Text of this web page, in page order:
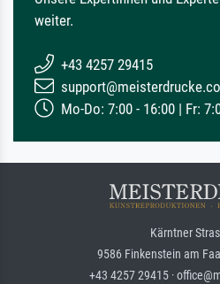
weiter.
+43 4257 29415
Mo-Do: 7:00 - 16:00 | Fr:
Kärntner
9586 Finkenstein am
+43 4257 29415 ·